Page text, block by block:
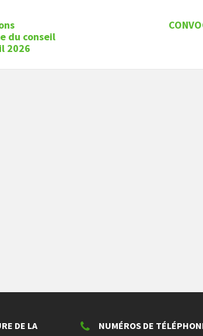
du conseil
2026
DE LA
NUMÉROS DE